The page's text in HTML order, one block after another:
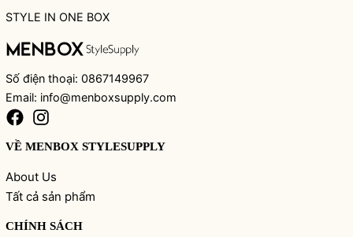
STYLE IN ONE BOX
Số điện thoại: 0867149967
Email: info@menboxsupply.com
VỀ MENBOX STYLESUPPLY
About Us
Tất cả sản phẩm
CHÍNH SÁCH